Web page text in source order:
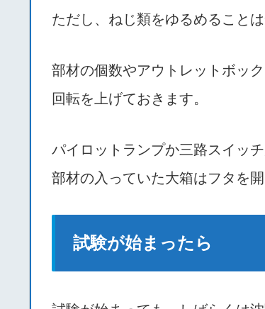
ただし、ねじ類をゆるめること
部材の個数やアウトレットボッ
回転を上げておきます。
パイロットランプか三路スイッ
部材の入っていた大箱はフタを
試験が始まったら